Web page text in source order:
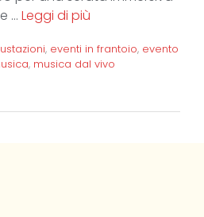
… Leggi di più
, eventi in frantoio, evento
, musica dal vivo